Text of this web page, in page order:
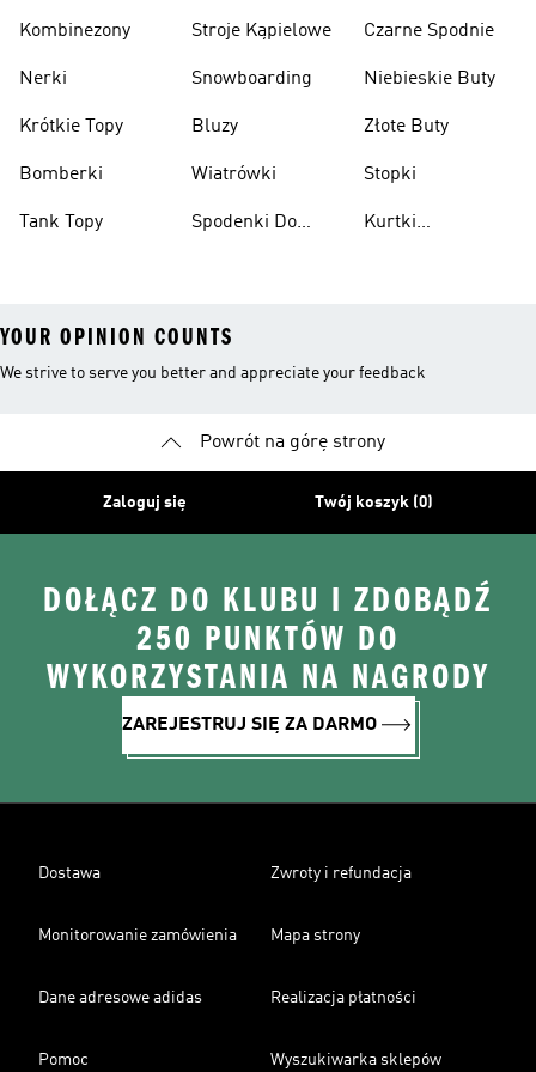
Kombinezony
Nerki
Krótkie Topy
Bomberki
Tank Topy
Stroje Kąpielowe
Snowboarding
Bluzy
Wiatrówki
Spodenki Do
Czarne Spodnie
Niebieskie Buty
Złote Buty
Stopki
Kurtki
YOUR OPINION COUNTS
We strive to serve you better and appreciate your feedback
Powrót na górę strony
Zaloguj się Twój koszyk (0)
DOŁĄCZ DO KLUBU I ZDOBĄDŹ
250 PUNKTÓW DO
WYKORZYSTANIA NA NAGRODY
ZAREJESTRUJ SIĘ ZA DARMO
Dostawa Zwroty i refundacja
Monitorowanie zamówienia Mapa strony
Dane adresowe adidas Realizacja płatności
Pomoc Wyszukiwarka sklepów